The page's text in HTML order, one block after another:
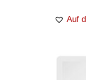
Auf